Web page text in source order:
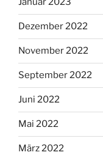
Dezember 2022
November 2022
September 2022
Juni 2022
Mai 2022
März 2022